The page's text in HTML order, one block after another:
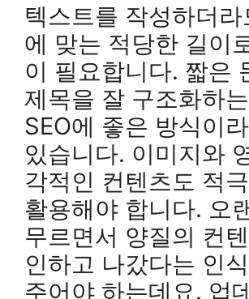
텍스트를 작성하더라
에 맞는 적당한 길이
이 필요합니다. 짧은
제목을 잘 구조화하
SEO에 좋은 방식이
있습니다. 이미지와
각적인 컨텐츠도 적
활용해야 합니다. 오
무르면서 양질의 컨
인하고 나갔다는 인
주어야 하는데요. 업